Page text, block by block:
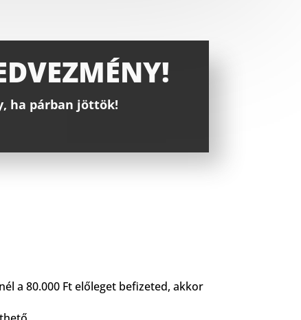
ha párban jöttök!
a 80.000 Ft előleget befizeted, akkor